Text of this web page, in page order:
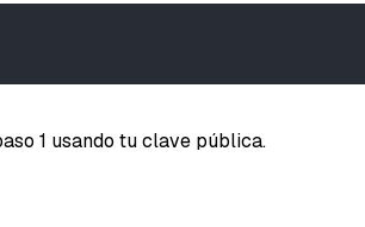
1 usando tu clave pública.